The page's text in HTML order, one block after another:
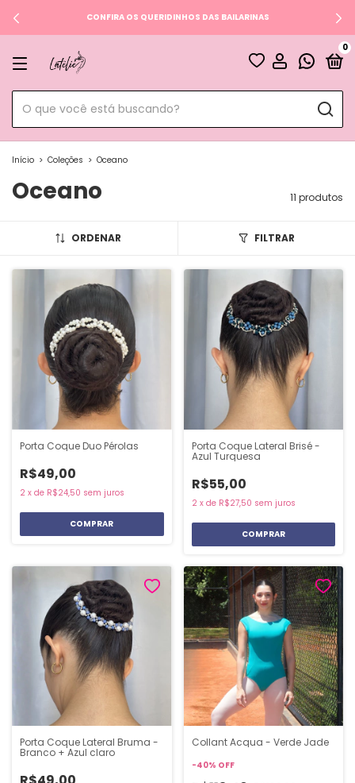
CONFIRA OS QUERIDINHOS DAS BAILARINAS
0
Início > Coleções > Oceano
Oceano 11 produtos
ORDENAR FILTRAR
Porta Coque Duo Pérolas
R$49,00
2 x de R$24,50 sem juros
Porta Coque Lateral Brisé -
Azul Turquesa
R$55,00
2 x de R$27,50 sem juros
Porta Coque Lateral Bruma -
Branco + Azul claro
Collant Acqua - Verde Jade
-40% OFF